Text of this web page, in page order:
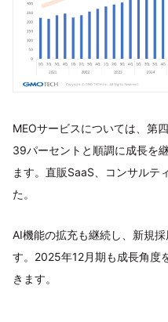
MEOサービスについては、第
39パーセントと順調に成長を
ます。直販SaaS、コンサルテ
た。
AI機能の拡充も継続し、新規
す。2025年12月期も成長角度
きます。